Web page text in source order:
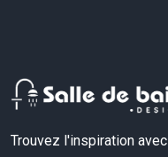
Trouvez l'inspiration